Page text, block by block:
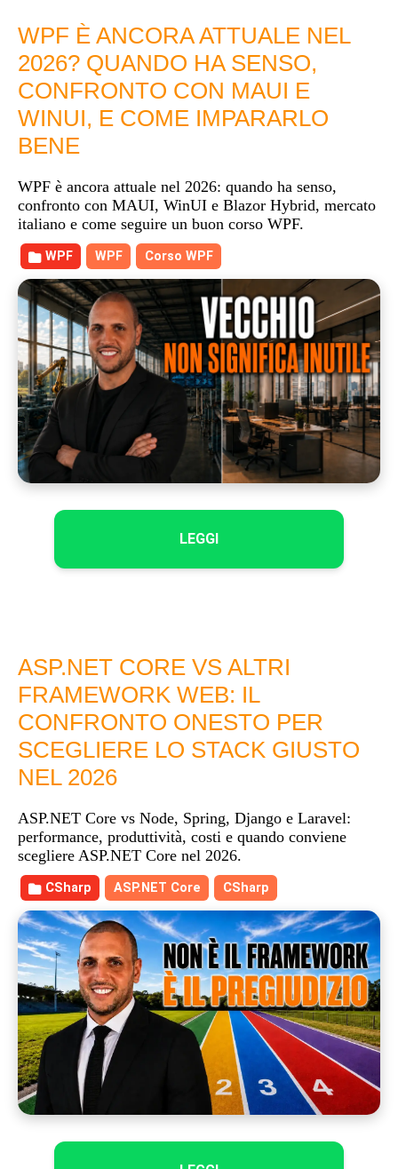
LEGGI
WPF È ANCORA ATTUALE NEL
2026? QUANDO HA SENSO,
CONFRONTO CON MAUI E
WINUI, E COME IMPARARLO
BENE
WPF è ancora attuale nel 2026: quando ha senso,
confronto con MAUI, WinUI e Blazor Hybrid, mercato
italiano e come seguire un buon corso WPF.
WPF WPF Corso WPF
ASP.NET CORE VS ALTRI
FRAMEWORK WEB: IL
CONFRONTO ONESTO PER
SCEGLIERE LO STACK GIUSTO
NEL 2026
ASP.NET Core vs Node, Spring, Django e Laravel:
performance, produttività, costi e quando conviene
scegliere ASP.NET Core nel 2026.
CSharp ASP.NET Core CSharp